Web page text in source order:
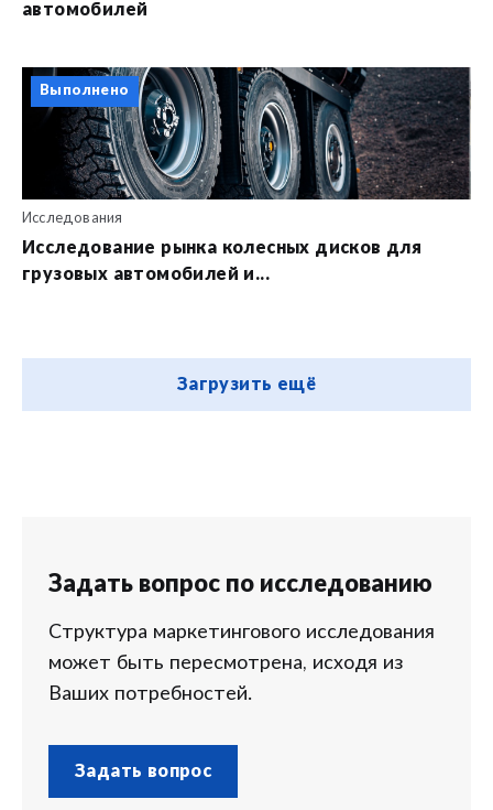
автомобилей
Выполнено
Исследования
Исследование рынка колесных дисков для
грузовых автомобилей и...
Загрузить ещё
Задать вопрос по исследованию
Структура маркетингового исследования
может быть пересмотрена, исходя из
Ваших потребностей.
Задать вопрос